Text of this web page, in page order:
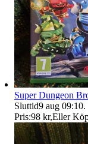
Super Dungeon
Sluttid9 aug 09:10.
Pris:98 kr,Eller